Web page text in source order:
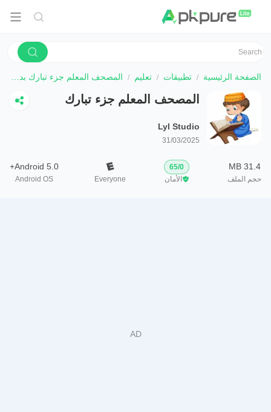
الصفحة الرئيسية تطبيقات تعليم المصحف المعلم جزء تبارك بدون ن
المصحف المعلم جزء تبارك
Lyl Studio
31/03/2025
31.4 MB
حجم الملف
0
/
65
الأمان
Everyone
Android 5.0+
Android OS